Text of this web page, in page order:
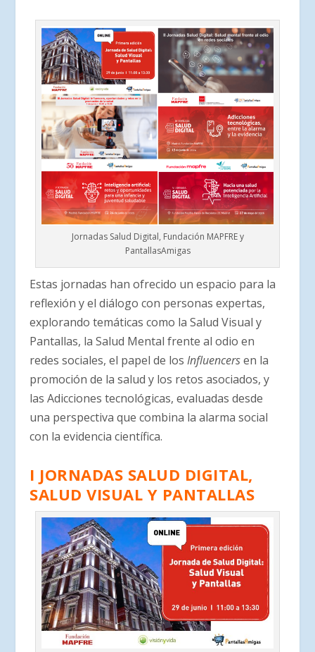
Jornadas Salud Digital, Fundación MAPFRE y
PantallasAmigas
Estas jornadas han ofrecido un espacio para la
reflexión y el diálogo con personas expertas,
explorando temáticas como la Salud Visual y
Pantallas, la Salud Mental frente al odio en
redes sociales, el papel de losInfluencersen la
promoción de la salud y los retos asociados, y
las Adicciones tecnológicas, evaluadas desde
una perspectiva que combina la alarma social
con la evidencia científica.
I JORNADAS SALUD DIGITAL,
SALUD VISUAL Y PANTALLAS